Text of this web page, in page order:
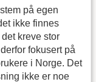
på egen
ikke finnes
kreve stor
fokusert på
i Norge. Det
ikke er noe